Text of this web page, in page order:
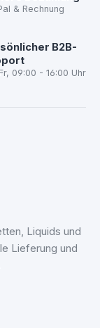
& Rechnung
B2B-
09:00 - 16:00 Uhr
Liquids und
Lieferung und